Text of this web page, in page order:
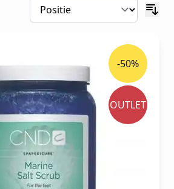
prebiotic complex geef je in
pedicure die de huid
en langdurig hydrateert.
-50%
OUTLET